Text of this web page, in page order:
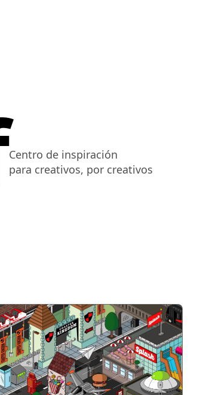
Centro de inspiración
para creativos, por creativos